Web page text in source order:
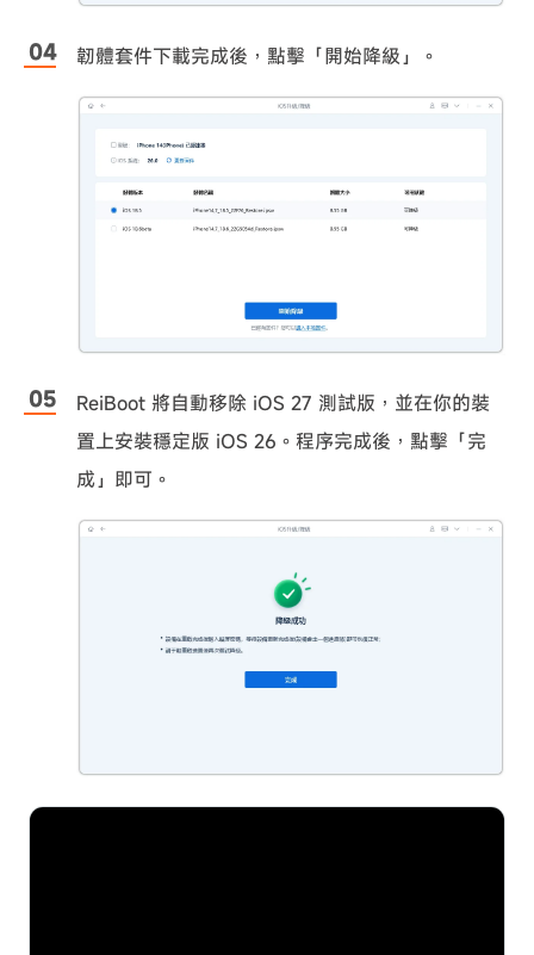
韌體套件下載完成後，點擊「開始降級」。
ReiBoot 將自動移除 iOS 27 測試版，並在你的裝
置上安裝穩定版 iOS 26。程序完成後，點擊「完
成」即可。